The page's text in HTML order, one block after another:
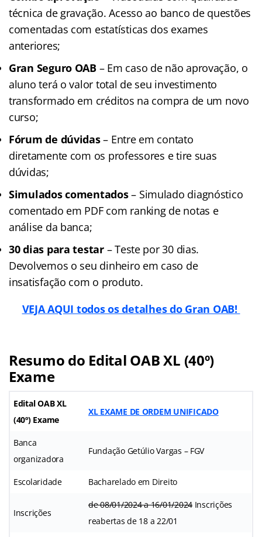
técnica de gravação. Acesso ao banco de questões
comentadas com estatísticas dos exames
anteriores;
Gran Seguro OAB– Em caso de não aprovação, o
aluno terá o valor total de seu investimento
transformado em créditos na compra de um novo
curso;
Fórum de dúvidas– Entre em contato
diretamente com os professores e tire suas
dúvidas;
Simulados comentados– Simulado diagnóstico
comentado em PDF com ranking de notas e
análise da banca;
30 dias para testar– Teste por 30 dias.
Devolvemos o seu dinheiro em caso de
insatisfação com o produto.
VEJA AQUI todos os detalhes do Gran OAB!
Resumo do Edital OAB XL (40º)
Exame
Edital OAB XL
(40º) Exame
XL EXAME DE ORDEM UNIFICADO
Banca
organizadora
Fundação Getúlio Vargas – FGV
Escolaridade Bacharelado em Direito
Inscrições
de 08/01/2024 a 16/01/2024Inscrições
reabertas de 18 a 22/01